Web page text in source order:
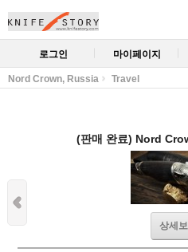
로그인 마이페이지
Nord Crown, Russia Travel
(판매 완료) Nord
상세보